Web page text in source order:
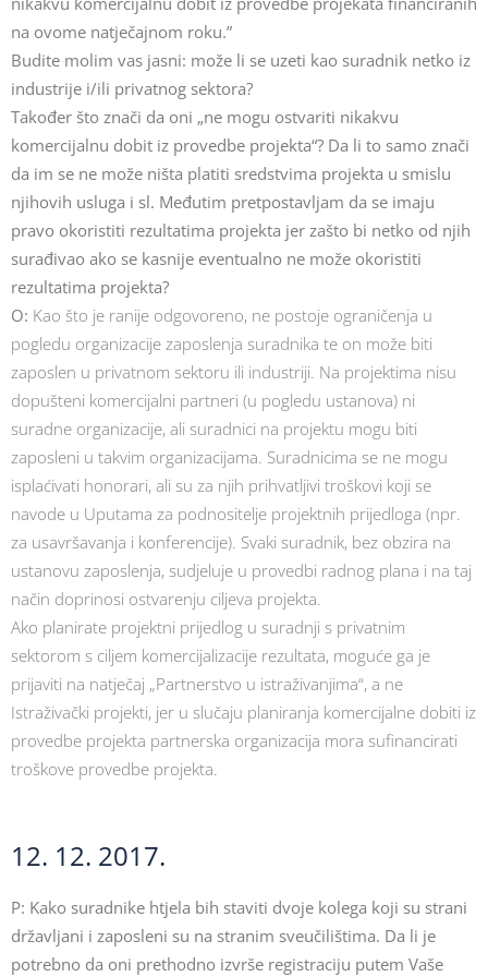
na ovome natječajnom roku.”
Budite molim vas jasni: može li se uzeti kao suradnik netko iz
industrije i/ili privatnog sektora?
Također što znači da oni „ne mogu ostvariti nikakvu
komercijalnu dobit iz provedbe projekta“? Da li to samo znači
da im se ne može ništa platiti sredstvima projekta u smislu
njihovih usluga i sl. Međutim pretpostavljam da se imaju
pravo okoristiti rezultatima projekta jer zašto bi netko od njih
surađivao ako se kasnije eventualno ne može okoristiti
rezultatima projekta?
O: Kao što je ranije odgovoreno, ne postoje ograničenja u
pogledu organizacije zaposlenja suradnika te on može biti
zaposlen u privatnom sektoru ili industriji. Na projektima nisu
dopušteni komercijalni partneri (u pogledu ustanova) ni
suradne organizacije, ali suradnici na projektu mogu biti
zaposleni u takvim organizacijama. Suradnicima se ne mogu
isplaćivati honorari, ali su za njih prihvatljivi troškovi koji se
navode u Uputama za podnositelje projektnih prijedloga (npr.
za usavršavanja i konferencije). Svaki suradnik, bez obzira na
ustanovu zaposlenja, sudjeluje u provedbi radnog plana i na taj
način doprinosi ostvarenju ciljeva projekta.
Ako planirate projektni prijedlog u suradnji s privatnim
sektorom s ciljem komercijalizacije rezultata, moguće ga je
prijaviti na natječaj „Partnerstvo u istraživanjima“, a ne
Istraživački projekti, jer u slučaju planiranja komercijalne dobiti iz
provedbe projekta partnerska organizacija mora sufinancirati
troškove provedbe projekta.
12. 12. 2017.
P: Kako suradnike htjela bih staviti dvoje kolega koji su strani
državljani i zaposleni su na stranim sveučilištima. Da li je
potrebno da oni prethodno izvrše registraciju putem Vaše